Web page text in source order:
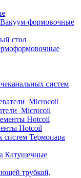
Вакуум-формовочные
стол
систем
Hotcoil
Термопара
Катушечные